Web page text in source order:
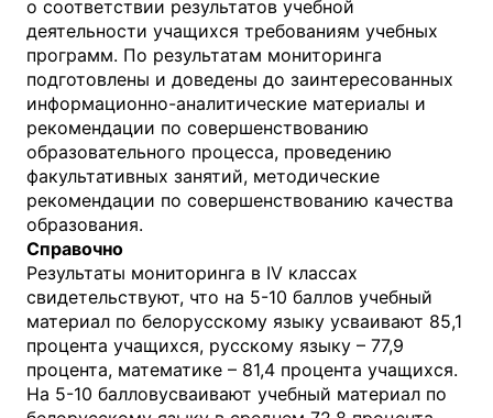
о соответствии результатов учебной
деятельности учащихся требованиям учебных
программ. По результатам мониторинга
подготовлены и доведены до заинтересованных
информационно-аналитические материалы и
рекомендации по совершенствованию
образовательного процесса, проведению
факультативных занятий, методические
рекомендации по совершенствованию качества
образования.
Справочно
Результаты мониторинга в IV классах
свидетельствуют, что на 5-10 баллов учебный
материал по белорусскому языку усваивают 85,1
процента учащихся, русскому языку – 77,9
процента, математике – 81,4 процента учащихся.
На 5-10 балловусваивают учебный материал по